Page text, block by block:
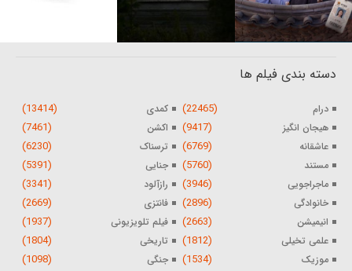
دسته بندی فیلم ها
درام (22465) کمدی (13414)
هیجان انگیز (9417) اکشن (7461)
عاشقانه (6769) ترسناک (6230)
مستند (5760) جنایی (5391)
ماجراجویی (3946) رازآلود (3341)
خانوادگی (2896) فانتزی (2669)
انیمیشن (2663) فیلم تلویزیونی (1937)
علمی تخیلی (1812) تاریخی (1804)
موزیک (1534) جنگی (1098)